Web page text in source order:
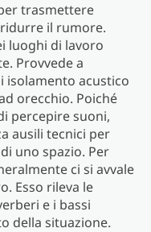
trasmettere
il rumore.
luoghi di lavoro
Provvede a
isolamento acustico
orecchio. Poiché
percepire suoni,
ausili tecnici per
uno spazio. Per
ci si avvale
Esso rileva le
e i bassi
della situazione.